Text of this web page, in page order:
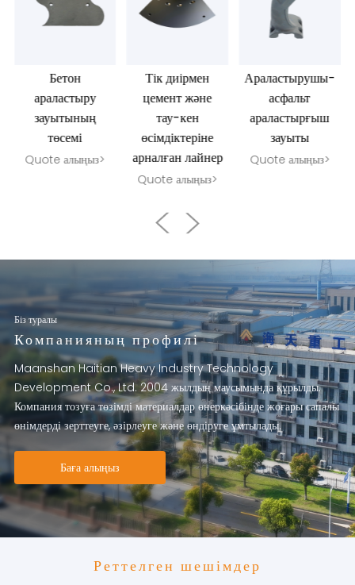
Бетон
араластыру
зауытының
төсемі
Quote алыңыз>
Тік диірмен
цемент және
тау-кен
өсімдіктеріне
арналған лайнер
Quote алыңыз>
Араластырушы-
асфальт
араластырғыш
зауыты
Quote алыңыз>
Біз туралы
Компанияның профилі
Maanshan Haitian Heavy Industry Technology
Development Co., Ltd. 2004 жылдың маусымында құрылды.
Компания тозуға төзімді материалдар өнеркәсібінде жоғары сапалы
өнімдерді зерттеуге, әзірлеуге және өндіруге ұмтылады.
Баға алыңыз
Реттелген шешімдер